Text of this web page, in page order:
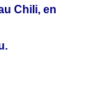
Chili, en